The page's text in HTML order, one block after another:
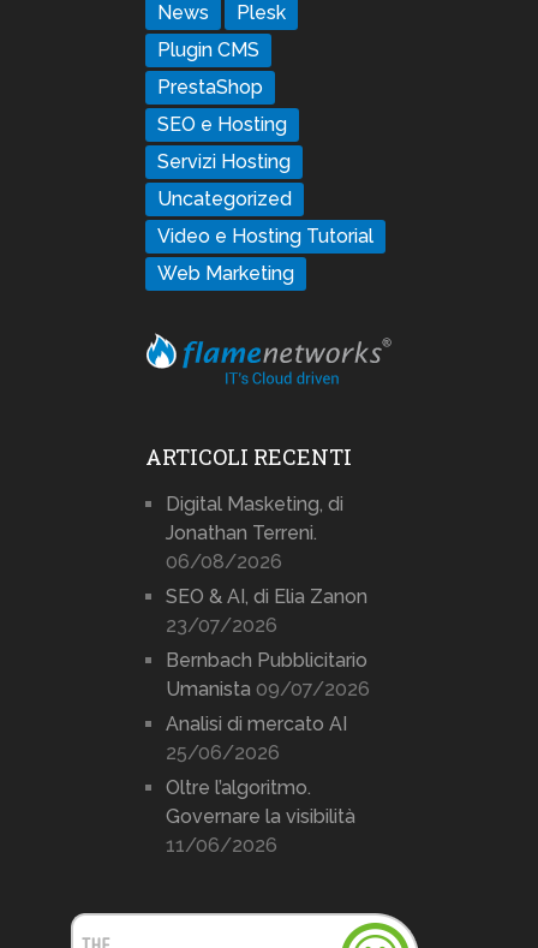
News
Plesk
Plugin CMS
PrestaShop
SEO e Hosting
Servizi Hosting
Uncategorized
Video e Hosting Tutorial
Web Marketing
ARTICOLI RECENTI
Digital Masketing, di
Jonathan Terreni.
06/08/2026
SEO & AI, di Elia Zanon
23/07/2026
Bernbach Pubblicitario
Umanista 09/07/2026
Analisi di mercato AI
25/06/2026
Oltre l’algoritmo.
Governare la visibilità
11/06/2026